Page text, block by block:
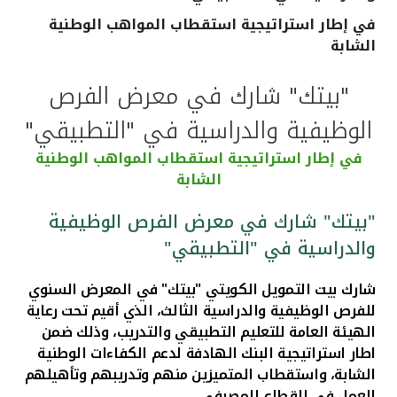
القنوات المصرفية
أدوات وخدمات
خدمات ما بعد البيع
مواقع الفروع وأجهزة الصرف الآلي
ألمانيا
ماليزيا
في إطار استراتيجية استقطاب المواهب الوطنية
الشابة
"بيتك" شارك في معرض الفرص
الوظيفية والدراسية في "التطبيقي"
في إطار استراتيجية استقطاب المواهب الوطنية
الشابة
"بيتك" شارك في معرض الفرص الوظيفية
والدراسية في "التطبيقي"
شارك بيت التمويل الكويتي "بيتك" في المعرض السنوي
للفرص الوظيفية والدراسية الثالث، الذي أقيم تحت رعاية
الهيئة العامة للتعليم التطبيقي والتدريب، وذلكضمن
اطار استراتيجية البنك الهادفة لدعم الكفاءات الوطنية
الشابة، واستقطاب المتميزين منهم وتدريبهم وتأهيلهم